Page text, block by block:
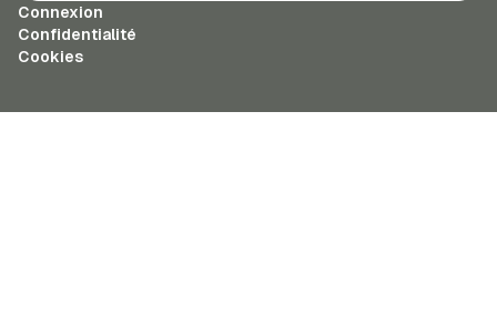
Connexion
Confidentialité
Cookies